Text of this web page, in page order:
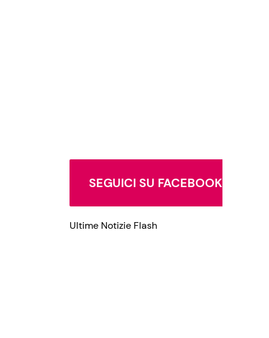
SEGUICI SU FACEBOOK
Ultime Notizie Flash